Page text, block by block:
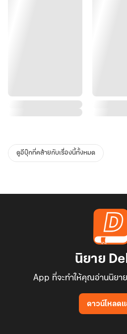
ดูอีบุ๊กที่คล้ายกับเรื่องนี้ทั้งหมด
นิยาย
App ที่จะทำให้คุณอ่านนิยา
ดาวน์โหลด